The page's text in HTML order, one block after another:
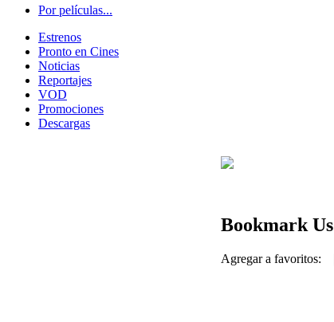
Por películas...
Estrenos
Pronto en Cines
Noticias
Reportajes
VOD
Promociones
Descargas
Bookmark Us
Agregar a favoritos: